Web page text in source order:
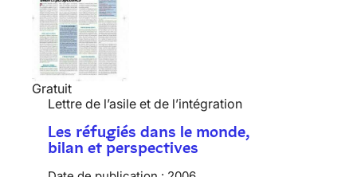
Gratuit
Lettre de l’asile et de l’intégration
Les réfugiés dans le monde,
bilan et perspectives